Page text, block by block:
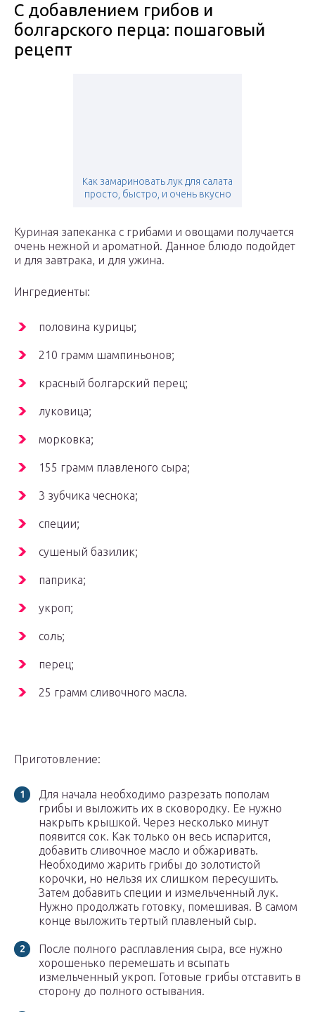
С добавлением грибов и
болгарского перца: пошаговый
рецепт
Как замариновать лук для салата
просто, быстро, и очень вкусно
Куриная запеканка с грибами и овощами получается
очень нежной и ароматной. Данное блюдо подойдет
и для завтрака, и для ужина.
Ингредиенты:
половина курицы;
210 грамм шампиньонов;
красный болгарский перец;
луковица;
морковка;
155 грамм плавленого сыра;
3 зубчика чеснока;
специи;
сушеный базилик;
паприка;
укроп;
соль;
перец;
25 грамм сливочного масла.
Приготовление:
Для начала необходимо разрезать пополам
грибы и выложить их в сковородку. Ее нужно
накрыть крышкой. Через несколько минут
появится сок. Как только он весь испарится,
добавить сливочное масло и обжаривать.
Необходимо жарить грибы до золотистой
корочки, но нельзя их слишком пересушить.
Затем добавить специи и измельченный лук.
Нужно продолжать готовку, помешивая. В самом
конце выложить тертый плавленый сыр.
После полного расплавления сыра, все нужно
хорошенько перемешать и всыпать
измельченный укроп. Готовые грибы отставить в
сторону до полного остывания.